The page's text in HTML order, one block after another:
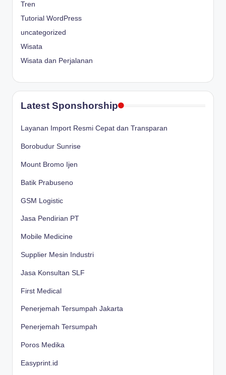
Tren
Tutorial WordPress
uncategorized
Wisata
Wisata dan Perjalanan
Latest Sponshorship
Layanan Import Resmi Cepat dan Transparan
Borobudur Sunrise
Mount Bromo Ijen
Batik Prabuseno
GSM Logistic
Jasa Pendirian PT
Mobile Medicine
Supplier Mesin Industri
Jasa Konsultan SLF
First Medical
Penerjemah Tersumpah Jakarta
Penerjemah Tersumpah
Poros Medika
Easyprint.id